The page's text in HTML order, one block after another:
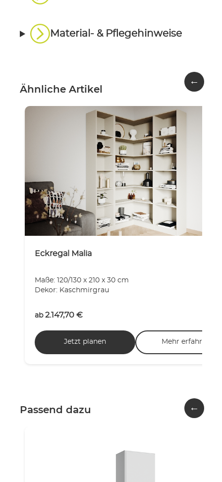
Material- & Pflegehinweise
Ähnliche Artikel
Eckregal Malia
Maße: 120/130 x 210 x 30 cm
Dekor: Kaschmirgrau
ab 2.147,70 €
Jetzt planen Mehr erfahren
←
Passend dazu ←